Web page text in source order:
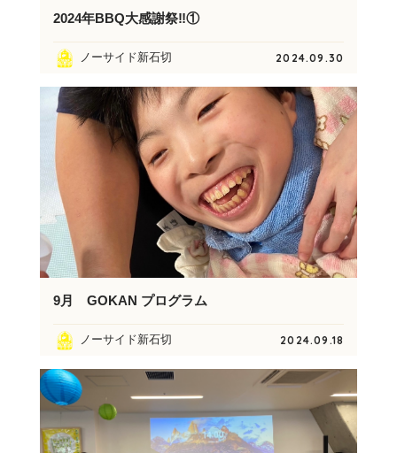
2024年BBQ大感謝祭‼︎①
ノーサイド新石切 2024.09.30
9月 GOKAN プログラム
ノーサイド新石切 2024.09.18